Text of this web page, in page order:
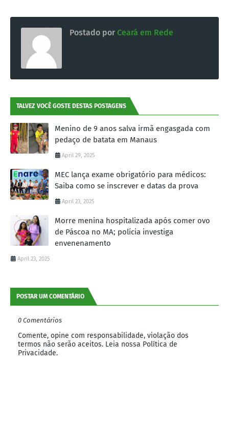
Postado por Ceará em Rede
TALVEZ VOCÊ GOSTE DESTAS POSTAGENS
Menino de 9 anos salva irmã engasgada com
pedaço de batata em Manaus
April 29, 2025
MEC lança exame obrigatório para médicos:
Saiba como se inscrever e datas da prova
April 23, 2025
Morre menina hospitalizada após comer ovo
de Páscoa no MA; polícia investiga
envenenamento
April 23, 2025
POSTAR UM COMENTÁRIO
0 Comentários
Comente, opine com responsabilidade, violação dos
termos não serão aceitos. Leia nossa Política de
Privacidade.